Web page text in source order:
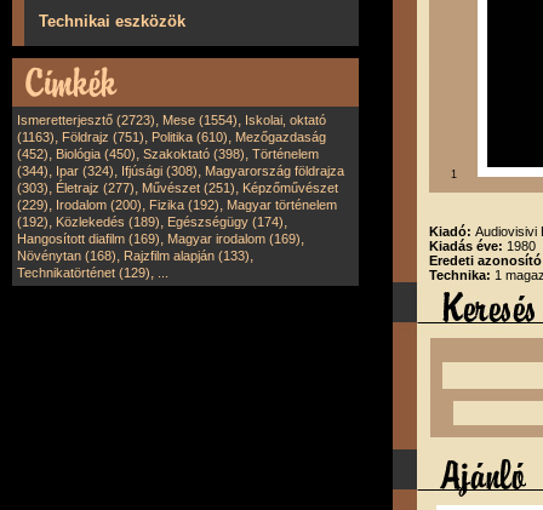
Technikai eszközök
Ismeretterjesztő (2723), Mese (1554), Iskolai, oktató
(1163), Földrajz (751), Politika (610), Mezőgazdaság
(452), Biológia (450), Szakoktató (398), Történelem
(344), Ipar (324), Ifjúsági (308), Magyarország földrajza
(303), Életrajz (277), Művészet (251), Képzőművészet
(229), Irodalom (200), Fizika (192), Magyar történelem
(192), Közlekedés (189), Egészségügy (174),
Hangosított diafilm (169), Magyar irodalom (169),
Növénytan (168), Rajzfilm alapján (133),
Technikatörténet (129),
1
Kiadó: Audiovisivi
Kiadás éve: 1980
Eredeti
Technika: 1